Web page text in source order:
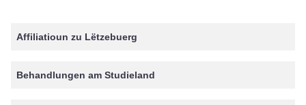
Affiliatioun zu Lëtzebuerg
Behandlungen am Studieland